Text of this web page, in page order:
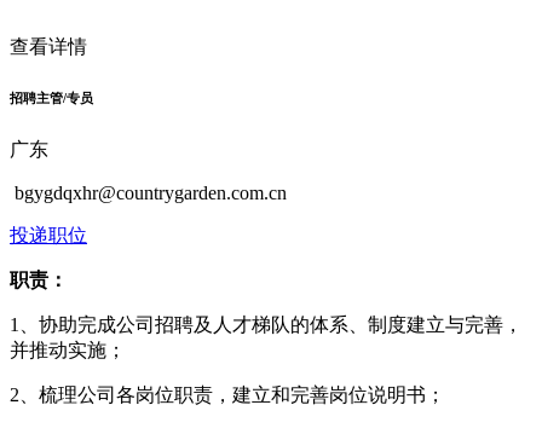
查看详情
招聘主管/专员
广东
bgygdqxhr@countrygarden.com.cn
投递职位
职责：
1、协助完成公司招聘及人才梯队的体系、制度建立与完善，
并推动实施；
2、梳理公司各岗位职责，建立和完善岗位说明书；